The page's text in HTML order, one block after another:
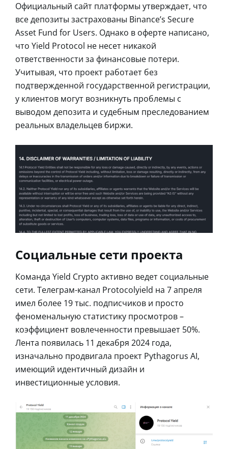
Официальный сайт платформы утверждает, что
все депозиты застрахованы Binance’s Secure
Asset Fund for Users. Однако в оферте написано,
что Yield Protocol не несет никакой
ответственности за финансовые потери.
Учитывая, что проект работает без
подтвержденной государственной регистрации,
у клиентов могут возникнуть проблемы с
выводом депозита и судебным преследованием
реальных владельцев биржи.
Социальные сети проекта
Команда Yield Crypto активно ведет социальные
сети. Телеграм-канал Protocolyield на 7 апреля
имел более 19 тыс. подписчиков и просто
феноменальную статистику просмотров –
коэффициент вовлеченности превышает 50%.
Лента появилась 11 декабря 2024 года,
изначально продвигала проект Pythagorus AI,
имеющий идентичный дизайн и
инвестиционные условия.